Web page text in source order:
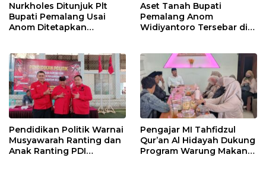
Nurkholes Ditunjuk Plt
Bupati Pemalang Usai
Anom Ditetapkan
Aset Tanah Bupati
Pemalang Anom
Widiyantoro Tersebar di
Pendidikan Politik Warnai
Musyawarah Ranting dan
Anak Ranting PDI
Pengajar MI Tahfidzul
Qur’an Al Hidayah Dukung
Program Warung Makan